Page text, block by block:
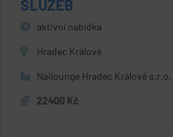
SLUŽEB
aktivní nabídka
Hradec Králové
Nailounge Hradec Králové s.r.o.
22400 Kč